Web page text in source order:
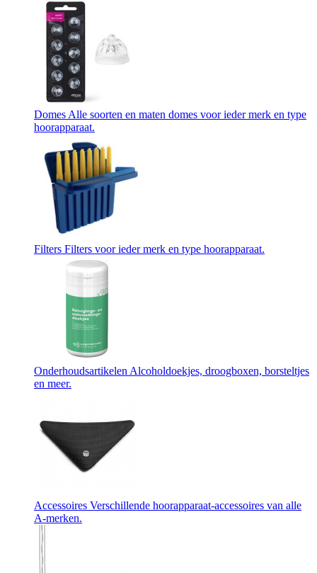
Domes Alle soorten en maten domes voor ieder merk en type
hoorapparaat.
Filters Filters voor ieder merk en type hoorapparaat.
Onderhoudsartikelen Alcoholdoekjes, droogboxen, borsteltjes
en meer.
Accessoires Verschillende hoorapparaat-accessoires van alle
A-merken.